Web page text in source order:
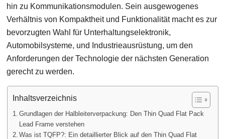
hin zu Kommunikationsmodulen. Sein ausgewogenes
Verhältnis von Kompaktheit und Funktionalität macht es zur
bevorzugten Wahl für Unterhaltungselektronik,
Automobilsysteme, und Industrieausrüstung, um den
Anforderungen der Technologie der nächsten Generation
gerecht zu werden.
Inhaltsverzeichnis
Grundlagen der Halbleiterverpackung: Den Thin Quad Flat Pack
Lead Frame verstehen
Was ist TQFP?: Ein detaillierter Blick auf den Thin Quad Flat